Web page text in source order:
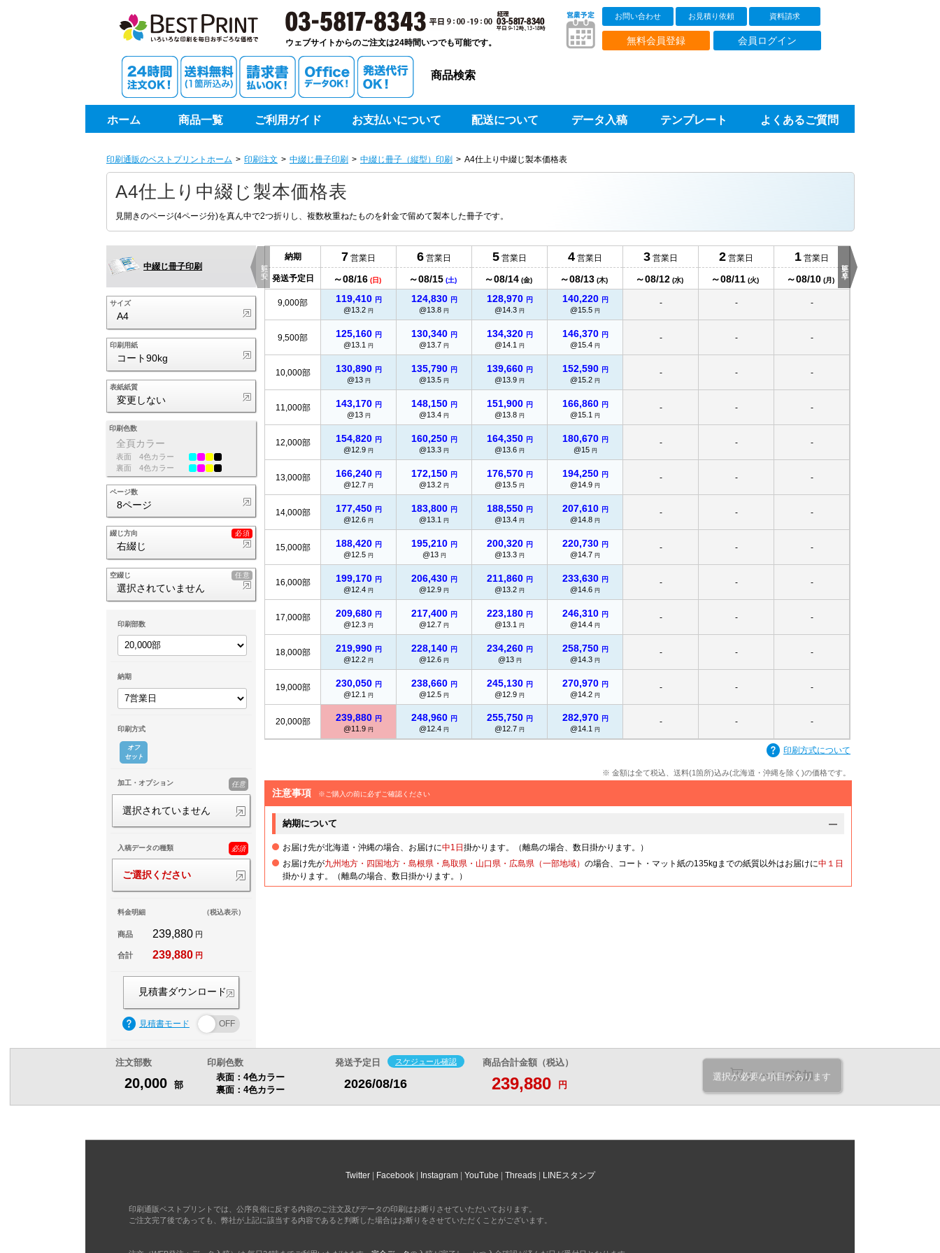
印刷通販ベストプリントベストプリント
ウェブサイトからのご注文は24時間いつでも可能です。
お問い合わせ お見積り依頼 資料請求
無料会員登録 会員ログイン
商品検索
ホーム 商品一覧 ご利用ガイド お支払いについて 配送について データ入稿 テンプレート よくあるご質問
印刷通販のベストプリントホーム 印刷注文 中綴じ冊子印刷 中綴じ冊子（縦型）印刷 A4仕上り中綴じ製本価格表
A4仕上り中綴じ製本価格表
見開きのページ(4ページ分)を真ん中で2つ折りし、複数枚重ねたものを針金で留めて製本した冊子です。
中綴じ冊子印刷
サイズ
A4
印刷用紙
コート90kg
表紙紙質
変更しない
印刷色数
全頁カラー
表面
4色カラー
裏面
4色カラー
ページ数
8ページ
綴じ方向
右綴じ
空綴じ
選択されていません
印刷部数
納期
印刷方式
オフ
セット
加工・オプション 任意
選択されていません
入稿データの種類 必須
ご選択ください
料金明細 （税込表示）
商品 239,880 円
合計 239,880 円
見積書ダウンロード
見積書モード
更に安く 更に早く
納期
発送予定日
7 営業日
～08/16 (日)
6 営業日
～08/15 (土)
5 営業日
～08/14 (金)
4 営業日
～08/13 (木)
3 営業日
～08/12 (水)
2 営業日
～08/11 (火)
1 営業日
～08/10 (月)
5,000部 73,570円
@14.7
81,020円
@16.2
86,150円
@17.2円
90,710
@18.1
91,760
@18.3円
126,410
@25.2円
5,500部 79,300円
@14.4円
100,270
6,000部 85,030円
@14.1
6,500部 90,740円
@13.9
97,450
@14.9
102,230円
@15.7
109,280円
@16.8
117,030円
@18
-
7,000部 96,490円 102,960円 107,560円 115,440
7,500部 102,230
8,000部 107,970円 113,860円 118,250円 127,860円 - - -
8,500部 113,700
@13.3
119,380
@14円
123,580
@14.5
134,010
@15.7
- - -
9,000部 119,410 円
@13.2 円
124,830 円
@13.8 円
128,970 円
@14.3 円
140,220 円
@15.5 円
- - -
9,500部 125,160 円
@13.1 円
130,340 円
@13.7 円
134,320 円
@14.1 円
146,370 円
@15.4 円
- - -
10,000部 130,890 円
@13 円
135,790 円
@13.5 円
139,660 円
@13.9 円
152,590 円
@15.2 円
- - -
11,000部 143,170 円
@13 円
148,150 円
@13.4 円
151,900 円
@13.8 円
166,860 円
@15.1 円
- - -
12,000部 154,820 円
@12.9 円
160,250 円
@13.3 円
164,350 円
@13.6 円
180,670 円
@15 円
- - -
13,000部 166,240 円
@12.7 円
172,150 円
@13.2 円
176,570 円
@13.5 円
194,250 円
@14.9 円
- - -
14,000部 177,450 円
@12.6 円
183,800 円
@13.1 円
188,550 円
@13.4 円
207,610 円
@14.8 円
- - -
15,000部 188,420 円
@12.5 円
195,210 円
@13 円
200,320 円
@13.3 円
220,730 円
@14.7 円
- - -
16,000部 199,170 円
@12.4 円
206,430 円
@12.9 円
211,860 円
@13.2 円
233,630 円
@14.6 円
- - -
17,000部 209,680 円
@12.3 円
217,400 円
@12.7 円
223,180 円
@13.1 円
246,310 円
@14.4 円
- - -
18,000部 219,990 円
@12.2 円
228,140 円
@12.6 円
234,260 円
@13 円
258,750 円
@14.3 円
- - -
19,000部 230,050 円
@12.1 円
238,660 円
@12.5 円
245,130 円
@12.9 円
270,970 円
@14.2 円
- - -
20,000部 239,880 円
@11.9 円
248,960 円
@12.4 円
255,750 円
@12.7 円
282,970 円
@14.1 円
- - -
印刷方式について
※ 金額は全て税込、送料(1箇所)込み(北海道・沖縄を除く)の価格です。
注意事項 ※ご購入の前に必ずご確認ください
納期について
お届け先が北海道・沖縄の場合、お届けに中1日掛かります。（離島の場合、数日掛かります。）
お届け先が九州地方・四国地方・島根県・鳥取県・山口県・広島県（一部地域） の場合、コート・マット紙の135kgまでの紙質以外はお届けに中１日
掛かります。（離島の場合、数日掛かります。）
注文部数
20,000 部
印刷色数
表面：4色カラー
裏面：4色カラー
発送予定日 スケジュール確認
2026/08/16
商品合計金額（税込）
239,880 円
カートに追加
選択が必要な項目があります
Twitter Facebook Instagram YouTube Threads LINEスタンプ
印刷通販ベストプリントでは、公序良俗に反する内容のご注文及びデータの印刷はお断りさせていただいております。
ご注文完了後であっても、弊社が上記に該当する内容であると判断した場合はお断りをさせていただくことがございます。